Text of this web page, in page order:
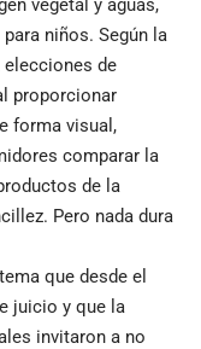
niños. Según la
de
proporcionar
forma visual,
comparar la
de la
Pero nada dura
que desde el
juicio y que la
invitaron a no